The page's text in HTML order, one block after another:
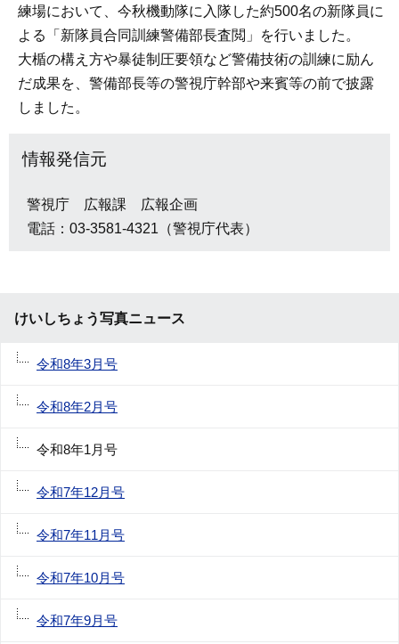
練場において、今秋機動隊に入隊した約500名の新隊員に
よる「新隊員合同訓練警備部長査閲」を行いました。
大楯の構え方や暴徒制圧要領など警備技術の訓練に励ん
だ成果を、警備部長等の警視庁幹部や来賓等の前で披露
しました。
情報発信元
警視庁 広報課 広報企画
電話：03-3581-4321（警視庁代表）
けいしちょう写真ニュース
令和8年3月号
令和8年2月号
令和8年1月号
令和7年12月号
令和7年11月号
令和7年10月号
令和7年9月号